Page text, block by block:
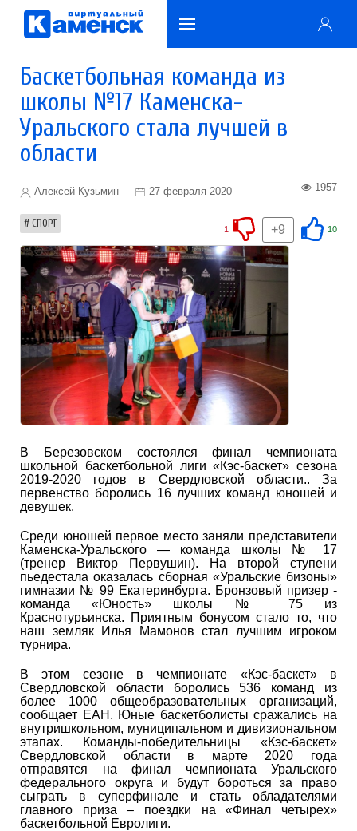
Баскетбольная команда из
школы №17 Каменска-
Уральского стала лучшей в
области
Алексей Кузьмин 27 февраля 2020 1957
СПОРТ 10
+9
1
В Березовском состоялся финал чемпионата
школьной баскетбольной лиги «Кэс-баскет» сезона
2019-2020 годов в Свердловской области.. За
первенство боролись 16 лучших команд юношей и
девушек.
Среди юношей первое место заняли представители
Каменска-Уральского — команда школы № 17
(тренер Виктор Первушин). На второй ступени
пьедестала оказалась сборная «Уральские бизоны»
гимназии № 99 Екатеринбурга. Бронзовый призер -
команда «Юность» школы № 75 из
Краснотурьинска. Приятным бонусом стало то, что
наш земляк Илья Мамонов стал лучшим игроком
турнира.
В этом сезоне в чемпионате «Кэс-баскет» в
Свердловской области боролись 536 команд из
более 1000 общеобразовательных организаций,
сообщает ЕАН. Юные баскетболисты сражались на
внутришкольном, муниципальном и дивизиональном
этапах. Команды-победительницы «Кэс-баскет»
Свердловской области в марте 2020 года
отправятся на финал чемпионата Уральского
федерального округа и будут бороться за право
сыграть в суперфинале и стать обладателями
главного приза – поездки на «Финал четырех»
баскетбольной Евролиги.